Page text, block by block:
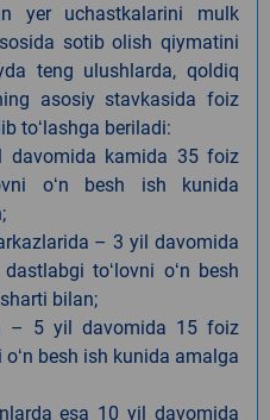
yer uchastkalarini mulk
sotib olish qiymatini
teng ulushlarda, qoldiq
asosiy stavkasida foiz
toʻlashga beriladi:
davomida kamida 35 foiz
oʻn besh ish kunida
– 3 yil davomida
toʻlovni oʻn besh
bilan;
– 5 yil davomida 15 foiz
besh ish kunida amalga
esa 10 yil davomida